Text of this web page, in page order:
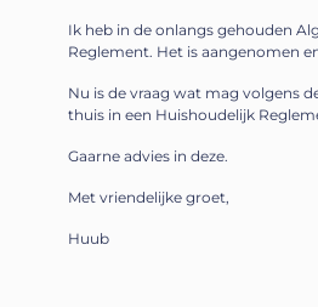
Ik heb in de onlangs gehouden
Reglement. Het is aangenomen
Nu is de vraag wat mag volgens
thuis in een Huishoudelijk
Gaarne advies in deze.
Met vriendelijke groet,
Huub